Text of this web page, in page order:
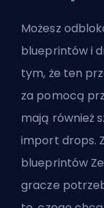
Możesz
blueprintów i
tym, że ten
za pomocą
mają również
import drops.
blueprintów
gracze